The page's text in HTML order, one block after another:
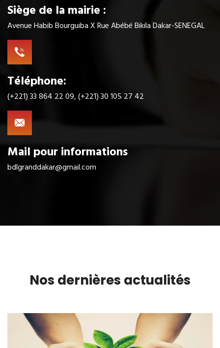
Siège de la mairie :
Avenue Habib Bourguiba X Rue Abébé Bikila Dakar-SENEGAL
Téléphone:
(+221) 33 864 22 09, (+221) 30 105 27 42
Mail pour informations
bdlgranddakar@gmail.com
Nos dernières actualités